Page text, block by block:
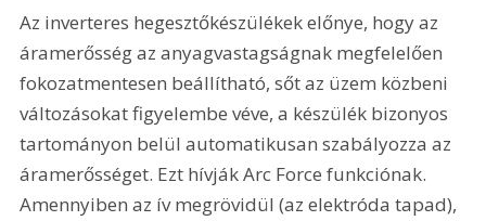
Az inverteres hegesztőkészülékek előnye, hogy az
áramerősség az anyagvastagságnak megfelelően
fokozatmentesen beállítható, sőt az üzem közbeni
változásokat figyelembe véve, a készülék bizonyos
tartományon belül automatikusan szabályozza az
áramerősséget. Ezt hívják Arc Force funkciónak.
Amennyiben az ív megrövidül (az elektróda tapad),